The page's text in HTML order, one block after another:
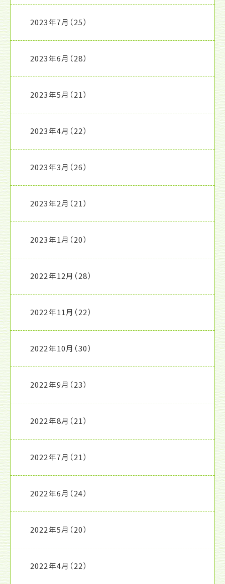
2023年7月 （25）
2023年6月 （28）
2023年5月 （21）
2023年4月 （22）
2023年3月 （26）
2023年2月 （21）
2023年1月 （20）
2022年12月 （28）
2022年11月 （22）
2022年10月 （30）
2022年9月 （23）
2022年8月 （21）
2022年7月 （21）
2022年6月 （24）
2022年5月 （20）
2022年4月 （22）